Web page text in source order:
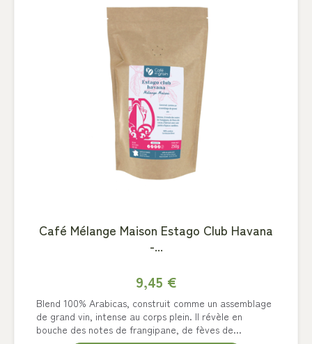
Café Mélange Maison Estago Club Havana
-...
9,45 €
Blend 100% Arabicas, construit comme un assemblage
de grand vin, intense au corps plein. Il révèle en
bouche des notes de frangipane, de fèves de...